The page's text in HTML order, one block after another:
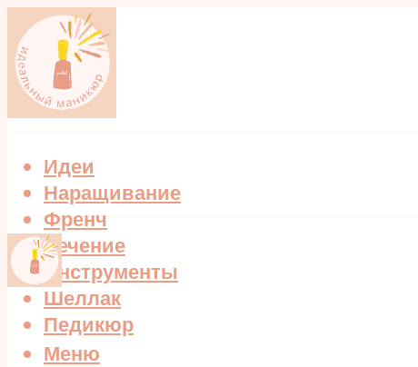
Идеи
Наращивание
Френч
Лечение
Инструменты
Шеллак
Педикюр
Меню